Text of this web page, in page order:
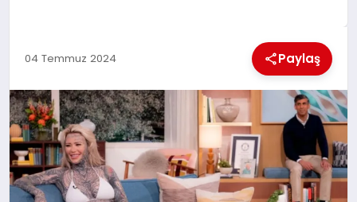
04 Temmuz 2024 Paylaş